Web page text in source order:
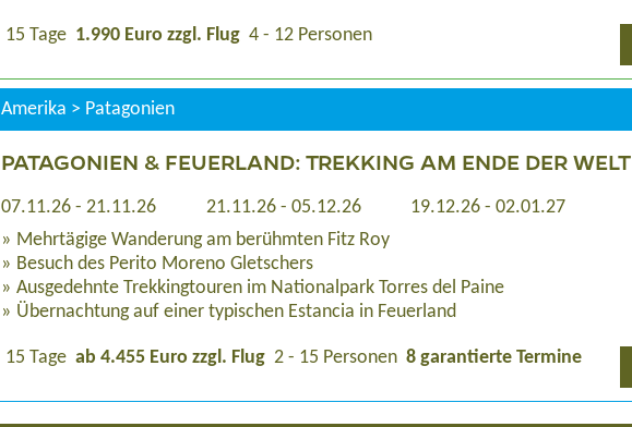
15 Tage 1.990 Euro zzgl. Flug 4 - 12 Personen
Amerika > Patagonien
PATAGONIEN & FEUERLAND: TREKKING AM ENDE DER WELT
07.11.26 - 21.11.26 21.11.26 - 05.12.26 19.12.26 - 02.01.27
Mehrtägige Wanderung am berühmten Fitz Roy
Besuch des Perito Moreno Gletschers
Ausgedehnte Trekkingtouren im Nationalpark Torres del Paine
Übernachtung auf einer typischen Estancia in Feuerland
15 Tage ab 4.455 Euro zzgl. Flug 2 - 15 Personen 8 garantierte Termine